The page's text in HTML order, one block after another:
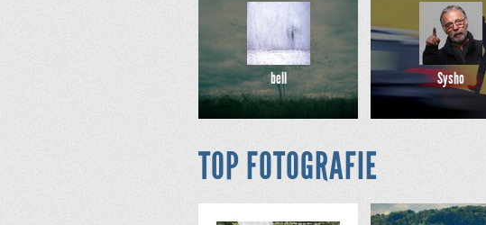
bell Sysho
TOP FOTOGRAFIE